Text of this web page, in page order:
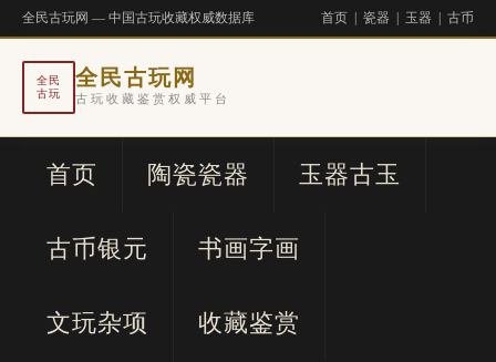
全民古玩网 — 中国古玩收藏权威数据库 首页 瓷器 玉器 古币
全民
古玩
全民古玩网
古玩收藏鉴赏权威平台
首页 陶瓷瓷器 玉器古玉
古币银元 书画字画
文玩杂项 收藏鉴赏